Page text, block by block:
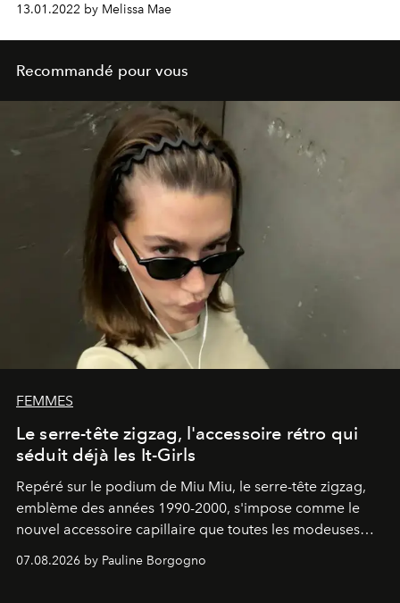
13.01.2022 by Melissa Mae
Recommandé pour vous
FEMMES
Le serre-tête zigzag, l'accessoire rétro qui
séduit déjà les It-Girls
Repéré sur le podium de Miu Miu, le serre-tête zigzag,
emblème des années 1990-2000, s'impose comme le
nouvel accessoire capillaire que toutes les modeuses
s'arrachent déjà.
07.08.2026 by Pauline Borgogno